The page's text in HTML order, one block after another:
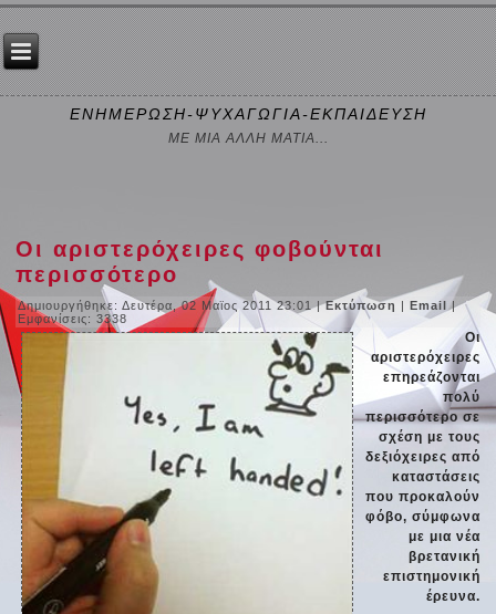
ΕΝΗΜΕΡΩΣΗ-ΨΥΧΑΓΩΓΙΑ-ΕΚΠΑΙΔΕΥΣΗ
ΜΕ ΜΙΑ ΑΛΛΗ ΜΑΤΙΑ...
Οι αριστερόχειρες φοβούνται
περισσότερο
Δημιουργήθηκε: Δευτέρα, 02 Μαϊος 2011 23:01|Εκτύπωση |Email|
Εμφανίσεις: 3338
Οι
αριστερόχειρες
επηρεάζονται
πολύ
περισσότερο σε
σχέση με τους
δεξιόχειρες από
καταστάσεις
που προκαλούν
φόβο, σύμφωνα
με μια νέα
βρετανική
επιστημονική
έρευνα.